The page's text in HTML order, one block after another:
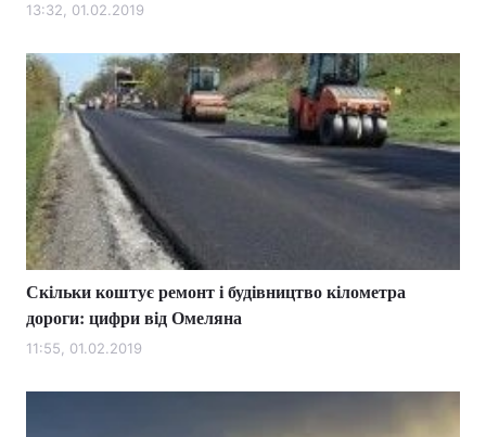
13:32, 01.02.2019
Скільки коштує ремонт і будівництво кілометра
дороги: цифри від Омеляна
11:55, 01.02.2019